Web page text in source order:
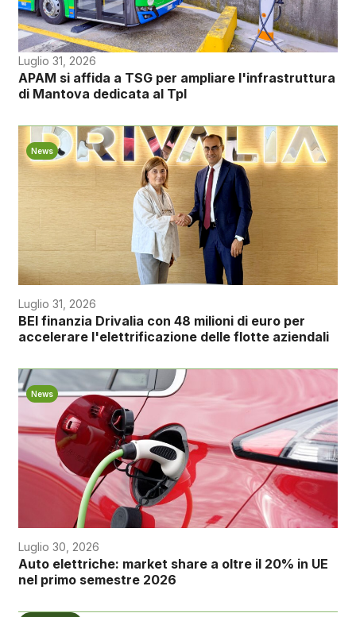
Luglio 31, 2026
APAM si affida a TSG per ampliare l'infrastruttura
di Mantova dedicata al Tpl
News
Luglio 31, 2026
BEI finanzia Drivalia con 48 milioni di euro per
accelerare l'elettrificazione delle flotte aziendali
News
Luglio 30, 2026
Auto elettriche: market share a oltre il 20% in UE
nel primo semestre 2026